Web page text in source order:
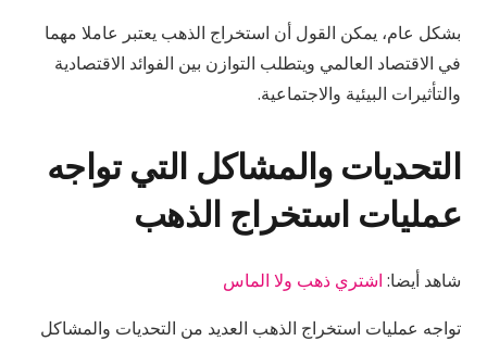
بشكل عام، يمكن القول أن استخراج الذهب يعتبر عاملا مهما
في الاقتصاد العالمي ويتطلب التوازن بين الفوائد الاقتصادية
والتأثيرات البيئية والاجتماعية.
التحديات والمشاكل التي تواجه
عمليات استخراج الذهب
شاهد أيضا: اشتري ذهب ولا الماس
تواجه عمليات استخراج الذهب العديد من التحديات والمشاكل